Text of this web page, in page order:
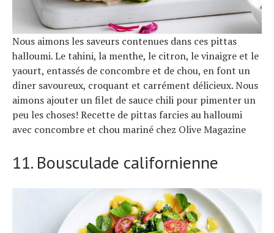
Nous aimons les saveurs contenues dans ces pittas
halloumi. Le tahini, la menthe, le citron, le vinaigre et le
yaourt, entassés de concombre et de chou, en font un
dîner savoureux, croquant et carrément délicieux. Nous
aimons ajouter un filet de sauce chili pour pimenter un
peu les choses! Recette de pittas farcies au halloumi
avec concombre et chou mariné chez Olive Magazine
11. Bousculade californienne